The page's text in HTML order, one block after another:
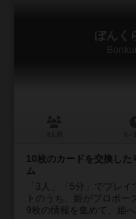
ぼんく
10枚のカードを交換し
ム
「3人」「5分」でプレ
トのうち、姫がプロポ
9枚の情報を集めて、姫へ